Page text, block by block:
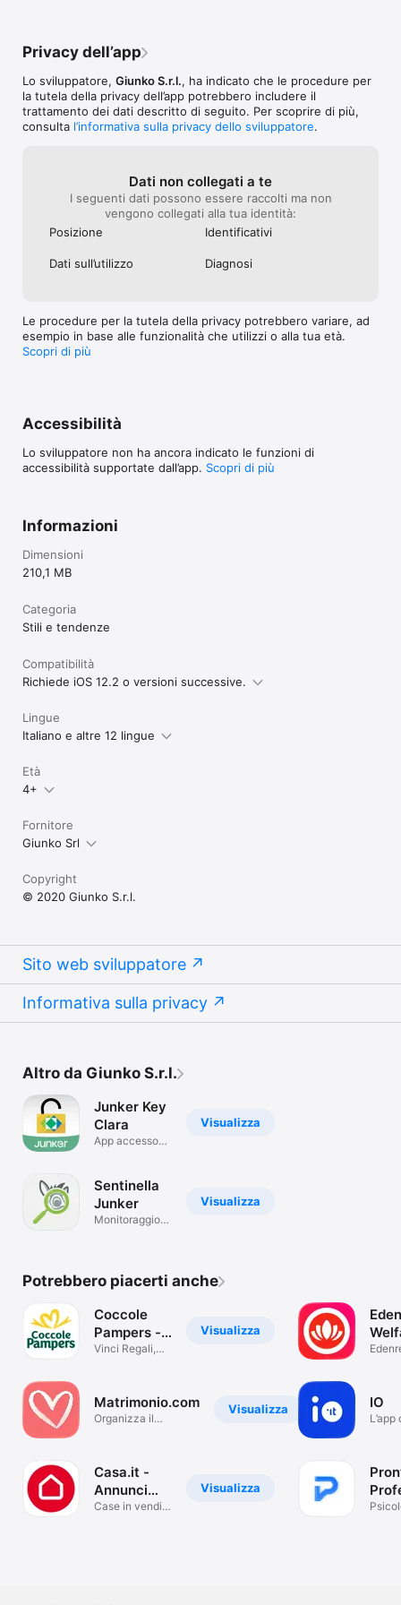
ho dovuto selezionare una  strada
avanti perché delle strade/piazze più o
meno rinomate vicino a me non ce n’è una
censita, ragione per cui non ne capisco
l’utilità di doverne selezionare una strada
a pensare a un malfunzionamento. cmq
l’importante è essere riusciti a ripristinare
le funzionalità. Conseguentemente ho
rivisto anche il giudizio > 5 *****
della tua via verificheremo (anche con
ALIA) perché non riesci a trovarla ed
eventualmente la inseriremo.
Privacy dell’app
Lo sviluppatore, Giunko S.r.l., ha indicato che le procedure per
la tutela della privacy dell’app potrebbero includere il
trattamento dei dati descritto di seguito. Per scoprire di più,
consulta l’informativa sulla privacy dello sviluppatore.
Dati non collegati a te
I seguenti dati possono essere raccolti ma non
vengono collegati alla tua identità:
Posizione
Identificativi
Dati sull’utilizzo Diagnosi
Le procedure per la tutela della privacy potrebbero variare, ad
esempio in base alle funzionalità che utilizzi o alla tua età.
Scopri di più
Accessibilità
Lo sviluppatore non ha ancora indicato le funzioni di
accessibilità supportate dall’app. Scopri di più
Informazioni
Dimensioni
210,1 MB
Categoria
Stili e tendenze
Compatibilità
Richiede iOS 12.2 o versioni successive.
Lingue
Italiano e altre 12 lingue
Età
4+
Fornitore
Giunko Srl
Copyright
© 2020 Giunko S.r.l.
Sito web sviluppatore
Informativa sulla privacy
Altro da Giunko S.r.l.
Visualizza
Junker Key
Clara
App accesso
Visualizza
Sentinella
Junker
Monitoraggio
Potrebbero piacerti anche
Visualizza
Coccole
Pampers -
Pannolini
Vinci Regali,
Visualizza
Matrimonio.com
Organizza il
Visualizza
Casa.it -
Annunci
immobiliari
Case in vendita
IO
L’app